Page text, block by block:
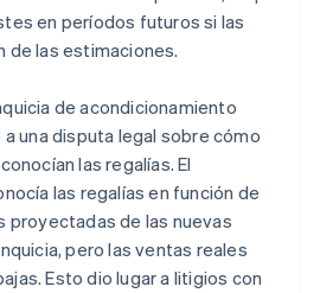
en períodos futuros si las
de las estimaciones.
de acondicionamiento
una disputa legal sobre cómo
las regalías. El
las regalías en función de
proyectadas de las nuevas
pero las ventas reales
Esto dio lugar a litigios con